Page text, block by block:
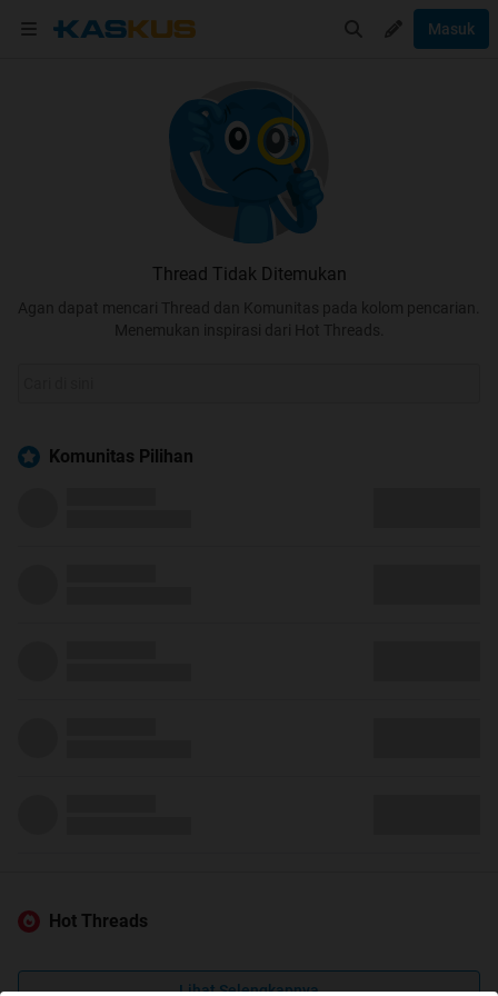
Masuk
Thread Tidak Ditemukan
Agan dapat mencari Thread dan Komunitas pada kolom pencarian.
Menemukan inspirasi dari Hot Threads.
Komunitas Pilihan
Hot Threads
Lihat Selengkapnya